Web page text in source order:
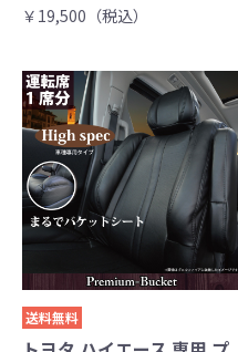
￥19,500（税込）
送料無料